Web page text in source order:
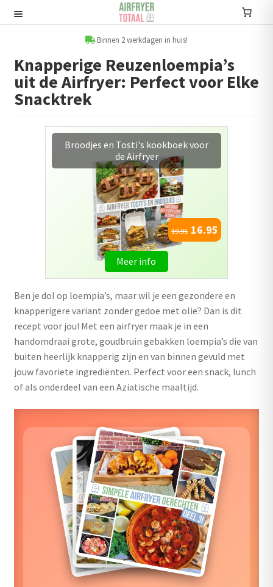
door
naar
Submenu
uitvouwen
Accessoires
uitvouwen
Accessoire sets
Kookboeken
Outlet
Binnen 2 werkdagen in huis!
Knapperige Reuzenloempia’s
uit de Airfryer: Perfect voor Elke
Snacktrek
Afvallen met Airfryer kookboek
19.95 16.95
Meer info
Ben je dol op loempia’s, maar wil je een gezondere en
knapperigere variant zonder gedoe met olie? Dan is dit
recept voor jou! Met een airfryer maak je in een
handomdraai grote, goudbruin gebakken loempia’s die van
buiten heerlijk knapperig zijn en van binnen gevuld met
jouw favoriete ingrediënten. Perfect voor een snack, lunch
of als onderdeel van een Aziatische maaltijd.